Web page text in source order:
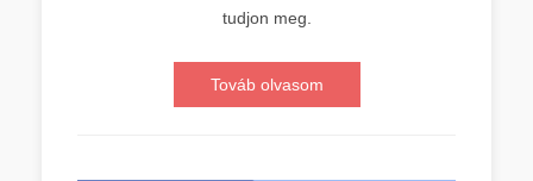
tudjon meg.
Továb olvasom